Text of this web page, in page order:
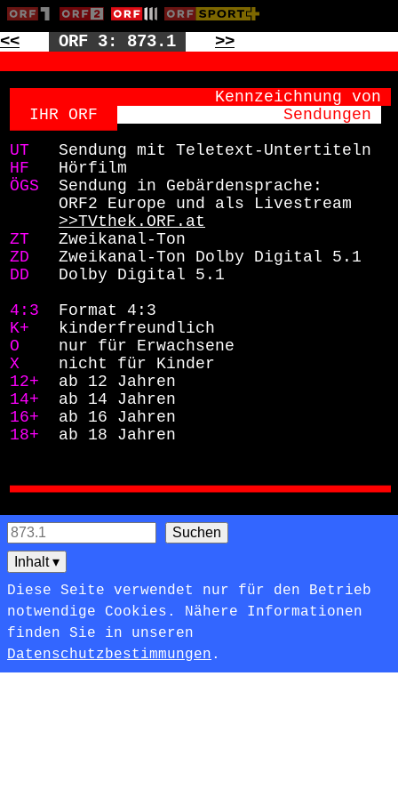
<< ORF 3: 873.1 >>
                   Kennzeichnung von
IHR ORF
               Sendungen
UT
Sendung mit Teletext-Untertiteln
HF
Hörfilm
ÖGS
Sendung in Gebärdensprache:
      ORF2 Europe und als Livestream
>>TVthek.ORF.at
ZT
Zweikanal-Ton
ZD
Zweikanal-Ton Dolby Digital 5.1
DD
Dolby Digital 5.1
4:3
Format 4:3
K+
kinderfreundlich
O
nur für Erwachsene
X
nicht für Kinder
12+
ab 12 Jahren
14+
ab 14 Jahren
16+
ab 16 Jahren
18+
ab 18 Jahren
Inhalt▾
Diese Seite verwendet nur für den Betrieb
notwendige Cookies. Nähere Informationen
finden Sie in unseren
Datenschutzbestimmungen .